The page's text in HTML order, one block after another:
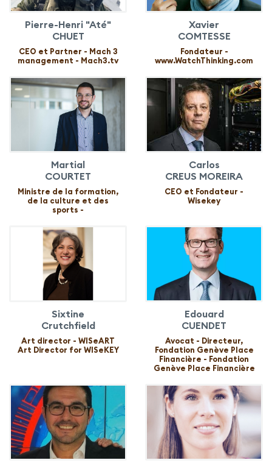
Pierre-Henri "Até"
CHUET
CEO et Partner - Mach 3
management - Mach3.tv
Xavier
COMTESSE
Fondateur -
www.WatchThinking.com
Martial
COURTET
Ministre de la formation,
de la culture et des
sports -
Carlos
CREUS MOREIRA
CEO et Fondateur -
Wisekey
Sixtine
Crutchfield
Art director - WISeART
Art Director for WISeKEY
Edouard
CUENDET
Avocat - Directeur,
Fondation Genève Place
Financière - Fondation
Genève Place Financière